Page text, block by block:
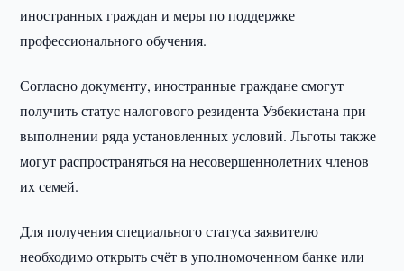
иностранных граждан и меры по поддержке
профессионального обучения.
Согласно документу, иностранные граждане смогут
получить статус налогового резидента Узбекистана при
выполнении ряда установленных условий. Льготы также
могут распространяться на несовершеннолетних членов
их семей.
Для получения специального статуса заявителю
необходимо открыть счёт в уполномоченном банке или